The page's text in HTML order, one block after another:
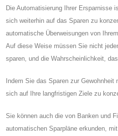
Die Automatisierung Ihrer Ersparnisse
sich weiterhin auf das Sparen zu
automatische Überweisungen von
Auf diese Weise müssen Sie nicht
sparen, und die Wahrscheinlichkeit,
Indem Sie das Sparen zur
sich auf Ihre langfristigen Ziele zu
Sie können auch die von Banken und
automatischen Sparpläne erkunden,